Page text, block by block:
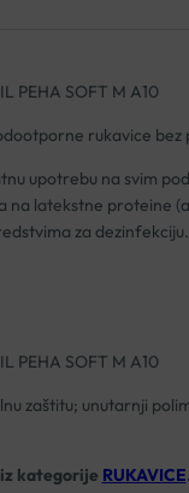
PEHA SOFT M A10
rukavice
upotrebu na svim
na latekstne proteine
za
PEHA SOFT M A10
zaštitu; unutarnji
kategorije RUKAVICE